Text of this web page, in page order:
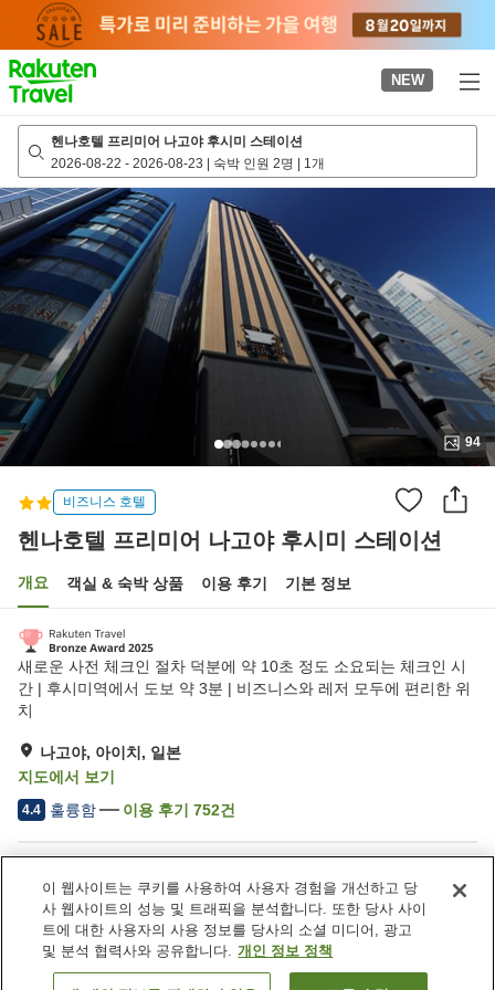
page
NEW
헨나호텔 프리미어 나고야 후시미 스테이션
2026-08-22 - 2026-08-23 | 숙박 인원 2명 | 1개
94
비즈니스 호텔
헨나호텔 프리미어 나고야 후시미 스테이션
개요 객실 & 숙박 상품 이용 후기 기본 정보
새로운 사전 체크인 절차 덕분에 약 10초 정도 소요되는 체크인 시
간 | 후시미역에서 도보 약 3분 | 비즈니스와 레저 모두에 편리한 위
치
나고야, 아이치, 일본
지도에서 보기
4.4 훌륭함 이용 후기 752건
레스토랑
자동판매기
세탁 (유료)
택배
일본 아이치 나고야
이 웹사이트는 쿠키를 사용하여 사용자 경험을 개선하고 당
사 웹사이트의 성능 및 트래픽을 분석합니다. 또한 당사 사이
트에 대한 사용자의 사용 정보를 당사의 소셜 미디어, 광고
및 분석 협력사와 공유합니다. 개인 정보 정책